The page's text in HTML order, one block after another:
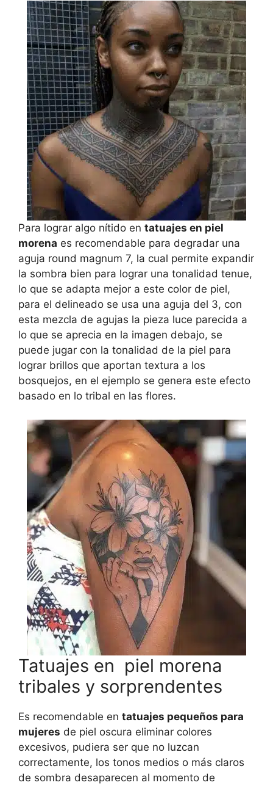
Para lograr algo nítido en tatuajes en piel
morena es recomendable para degradar una
aguja round magnum 7, la cual permite expandir
la sombra bien para lograr una tonalidad tenue,
lo que se adapta mejor a este color de piel,
para el delineado se usa una aguja del 3, con
esta mezcla de agujas la pieza luce parecida a
lo que se aprecia en la imagen debajo, se
puede jugar con la tonalidad de la piel para
lograr brillos que aportan textura a los
bosquejos, en el ejemplo se genera este efecto
basado en lo tribal en las flores.
Tatuajes en piel morena
tribales y sorprendentes
Es recomendable en tatuajes pequeños para
mujeres de piel oscura eliminar colores
excesivos, pudiera ser que no luzcan
correctamente, los tonos medios o más claros
de sombra desaparecen al momento de